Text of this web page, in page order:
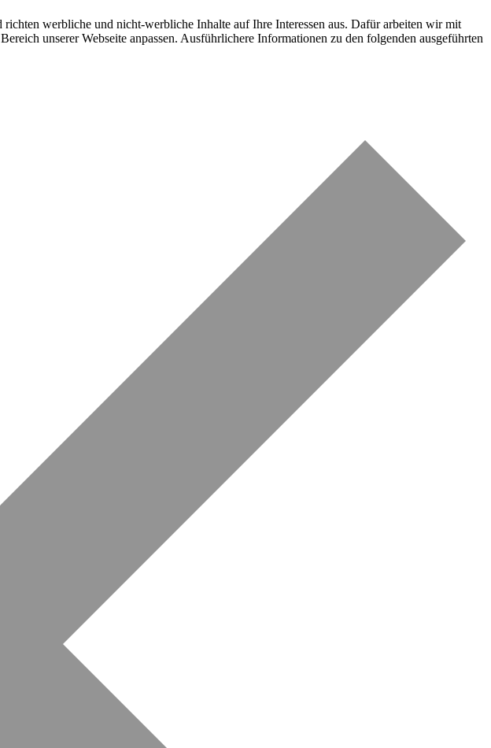
werbliche und nicht-werbliche Inhalte auf Ihre Interessen aus. Dafür arbeiten wir mit
unserer Webseite anpassen. Ausführlichere Informationen zu den folgenden ausgeführten